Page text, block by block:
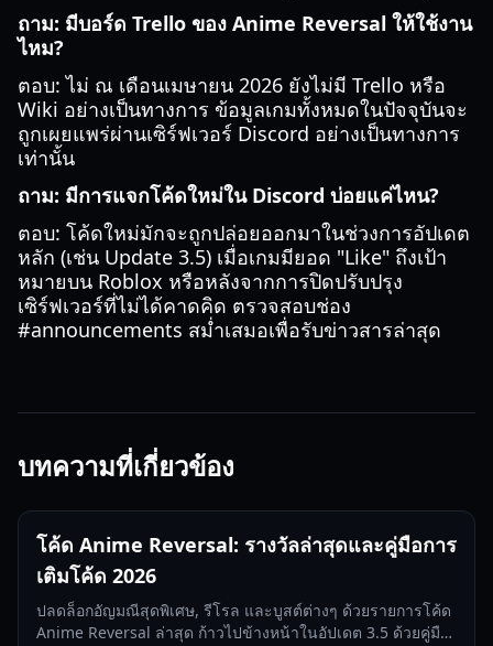
ถาม: มีบอร์ด Trello ของ Anime Reversal ให้ใช้งาน
ไหม?
ตอบ: ไม่ ณ เดือนเมษายน 2026 ยังไม่มี Trello หรือ
Wiki อย่างเป็นทางการ ข้อมูลเกมทั้งหมดในปัจจุบันจะ
ถูกเผยแพร่ผ่านเซิร์ฟเวอร์ Discord อย่างเป็นทางการ
เท่านั้น
ถาม: มีการแจกโค้ดใหม่ใน Discord บ่อยแค่ไหน?
ตอบ: โค้ดใหม่มักจะถูกปล่อยออกมาในช่วงการอัปเดต
หลัก (เช่น Update 3.5) เมื่อเกมมียอด "Like" ถึงเป้า
หมายบน Roblox หรือหลังจากการปิดปรับปรุง
เซิร์ฟเวอร์ที่ไม่ได้คาดคิด ตรวจสอบช่อง
#announcements สม่ำเสมอเพื่อรับข่าวสารล่าสุด
บทความที่เกี่ยวข้อง
โค้ด Anime Reversal: รางวัลล่าสุดและคู่มือการ
เติมโค้ด 2026
ปลดล็อกอัญมณีสุดพิเศษ, รีโรล และบูสต์ต่างๆ ด้วยรายการโค้ด
Anime Reversal ล่าสุด ก้าวไปข้างหน้าในอัปเดต 3.5 ด้วยคู่มือ